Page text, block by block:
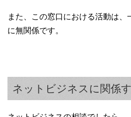
また、この窓口における活動は、
に無関係です。
ネットビジネスに関係